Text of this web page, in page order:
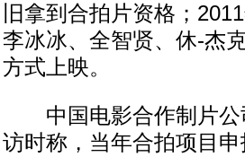
旧拿到合拍片资格；
李冰冰、全智贤、休-杰
方式上映。
中国电影合作制片公
访时称，当年合拍项目